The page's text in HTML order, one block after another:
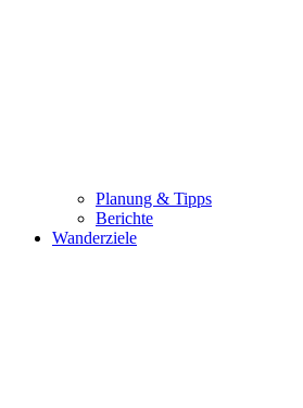
Planung & Tipps
Berichte
Wanderziele